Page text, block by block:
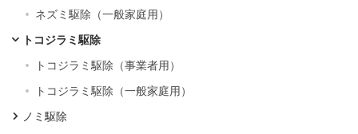
ネズミ駆除（一般家庭用）
トコジラミ駆除
トコジラミ駆除（事業者用）
トコジラミ駆除（一般家庭用）
ノミ駆除